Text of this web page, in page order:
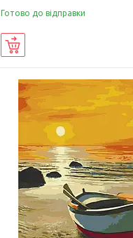
Готово до відправки